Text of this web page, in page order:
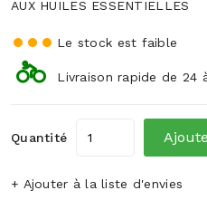
AUX HUILES ESSENTIELLES
Le stock est faible
Livraison rapide de 24
Quantité
+ Ajouter à la liste d'envies